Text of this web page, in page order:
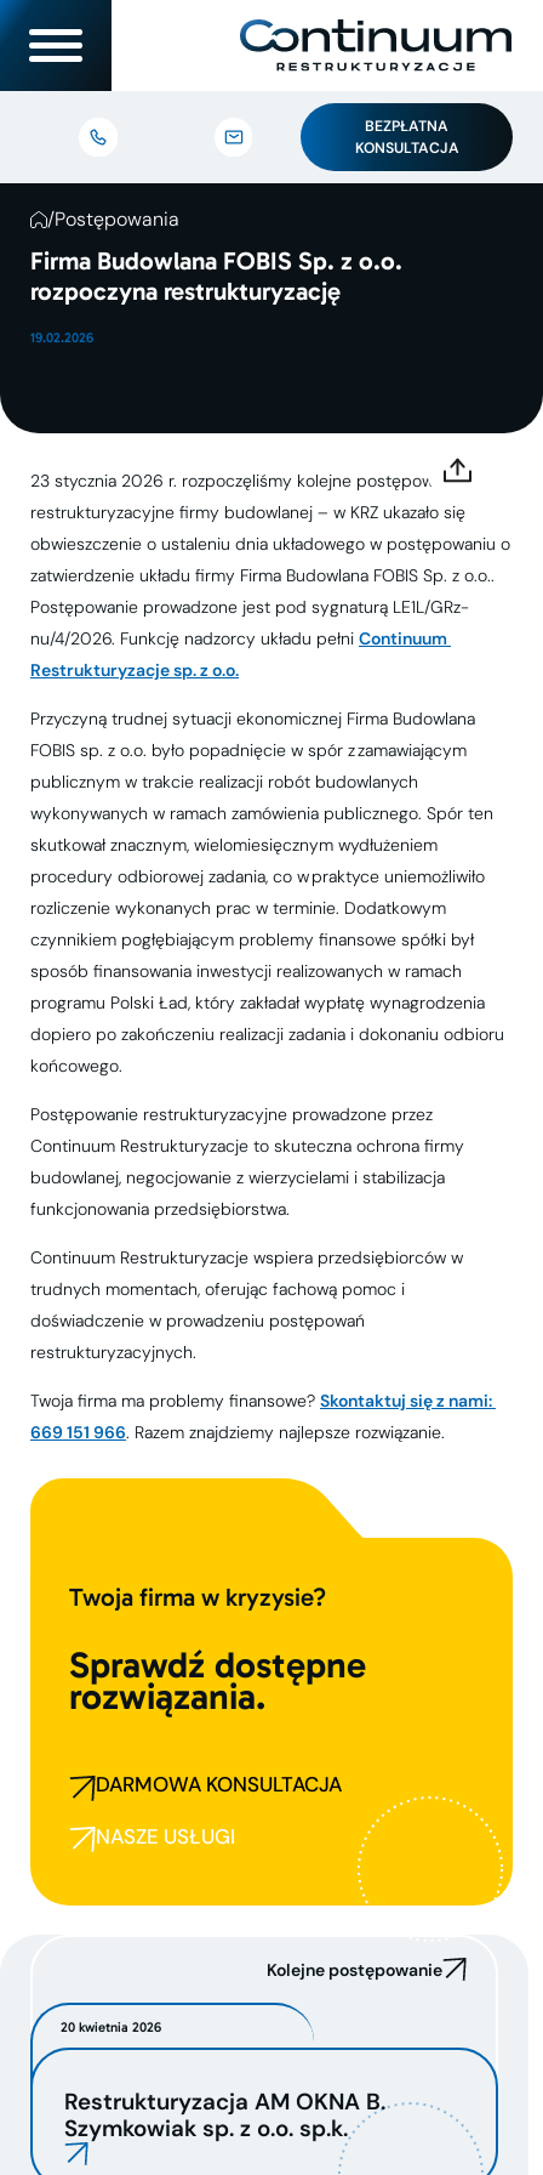
BEZPŁATNA
KONSULTACJA
/Postępowania
Firma Budowlana FOBIS Sp. z o.o.
rozpoczyna restrukturyzację
19.02.2026
23 stycznia 2026 r. rozpoczęliśmy kolejne postępowanie
restrukturyzacyjne firmy budowlanej – w KRZ ukazało się
obwieszczenie o ustaleniu dnia układowego w postępowaniu o
zatwierdzenie układu firmy Firma Budowlana FOBIS Sp. z o.o..
Postępowanie prowadzone jest pod sygnaturą LE1L/GRz-
nu/4/2026. Funkcję nadzorcy układu pełni Continuum
Restrukturyzacje sp. z o.o.
Przyczyną trudnej sytuacji ekonomicznej Firma Budowlana
FOBIS sp. z o.o. było popadnięcie w spór z zamawiającym
publicznym w trakcie realizacji robót budowlanych
wykonywanych w ramach zamówienia publicznego. Spór ten
skutkował znacznym, wielomiesięcznym wydłużeniem
procedury odbiorowej zadania, co w praktyce uniemożliwiło
rozliczenie wykonanych prac w terminie. Dodatkowym
czynnikiem pogłębiającym problemy finansowe spółki był
sposób finansowania inwestycji realizowanych w ramach
programu Polski Ład, który zakładał wypłatę wynagrodzenia
dopiero po zakończeniu realizacji zadania i dokonaniu odbioru
końcowego.
Postępowanie restrukturyzacyjne prowadzone przez
Continuum Restrukturyzacje to skuteczna ochrona firmy
budowlanej, negocjowanie z wierzycielami i stabilizacja
funkcjonowania przedsiębiorstwa.
Continuum Restrukturyzacje wspiera przedsiębiorców w
trudnych momentach, oferując fachową pomoc i
doświadczenie w prowadzeniu postępowań
restrukturyzacyjnych.
Twoja firma ma problemy finansowe? Skontaktuj się z nami:
669 151 966. Razem znajdziemy najlepsze rozwiązanie.
Twoja firma w kryzysie?
Sprawdź dostępne
rozwiązania.
DARMOWA KONSULTACJA
NASZE USŁUGI
Kolejne postępowanie
20 kwietnia 2026
Restrukturyzacja AM OKNA B.
Szymkowiak sp. z o.o. sp.k.